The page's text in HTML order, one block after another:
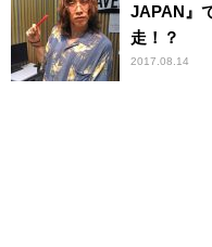
JAPAN』
走！？
2017.08.14